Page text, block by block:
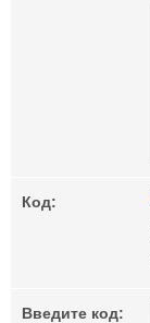
Код:
Введите код: